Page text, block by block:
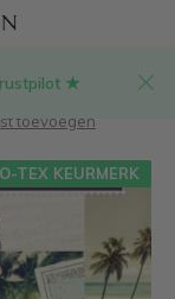
★
stof
toevoegen
TEX KEURMERK